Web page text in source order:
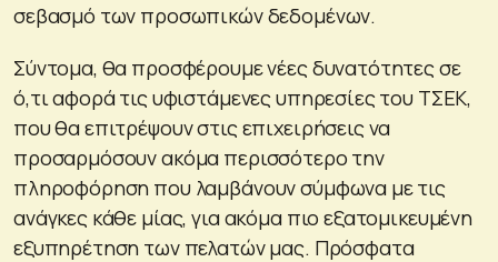
σεβασμό των προσωπικών δεδομένων.
Σύντομα, θα προσφέρουμε νέες δυνατότητες σε
ό,τι αφορά τις υφιστάμενες υπηρεσίες του ΤΣΕΚ,
που θα επιτρέψουν στις επιχειρήσεις να
προσαρμόσουν ακόμα περισσότερο την
πληροφόρηση που λαμβάνουν σύμφωνα με τις
ανάγκες κάθε μίας, για ακόμα πιο εξατομικευμένη
εξυπηρέτηση των πελατών μας. Πρόσφατα